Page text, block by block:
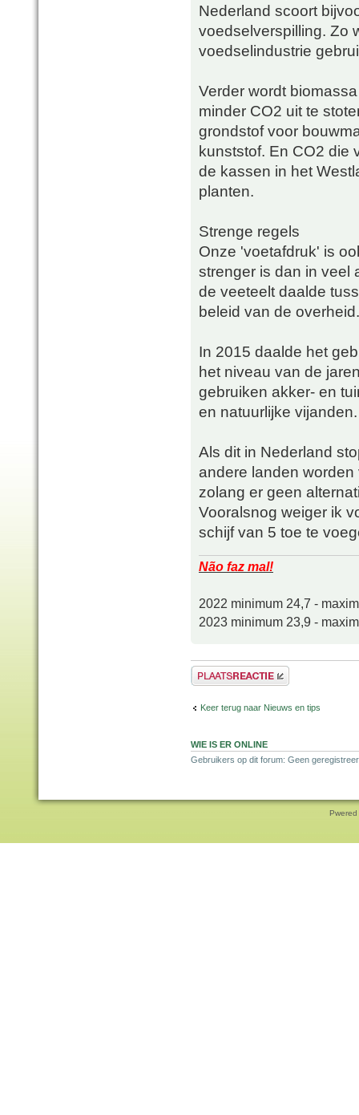
Nederland scoort
voedselverspilling. Zo
voedselindustrie
Verder wordt
minder CO2 uit te
grondstof voor
kunststof. En CO2 die
de kassen in het
planten.
Strenge regels
Onze 'voetafdruk' is
strenger is dan in veel
de veeteelt daalde
beleid van de overheid.
In 2015 daalde het
het niveau van de
gebruiken akker- en
en natuurlijke vijanden.
Als dit in Nederland
andere landen
zolang er geen
Vooralsnog weiger ik
schijf van 5 toe te
Não faz mal!
2022 minimum 24,7 -
2023 minimum 23,9 -
Plaats een reactie
Keer terug naar Nieuws en tips
WIE IS ER ONLINE
Gebruikers op dit forum: Geen